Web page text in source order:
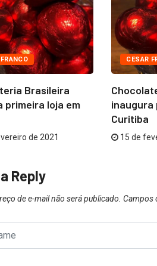
Brasileira
primeira loja em
de 2021
CESAR
inaugura
Curitiba
15 de
Reply
de e-mail não será publicado. Campos